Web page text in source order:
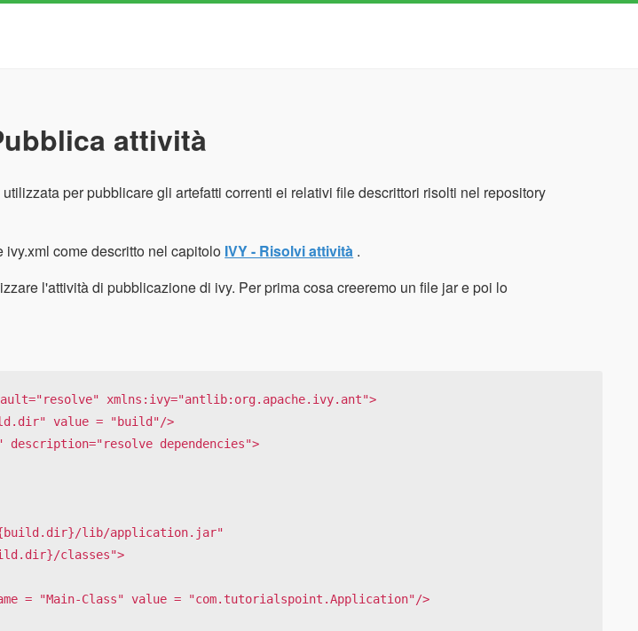
attività
per pubblicare gli artefatti correnti ei relativi file descrittori risolti nel repository
come descritto nel capitolo IVY - Risolvi attività .
l'attività di pubblicazione di ivy. Per prima cosa creeremo un file jar e poi lo
xmlns:ivy="antlib:org.apache.ivy.ant">